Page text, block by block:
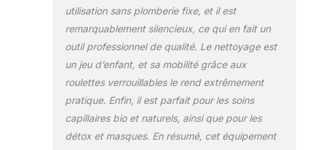
utilisation sans plomberie fixe, et il est
remarquablement silencieux, ce qui en fait un
outil professionnel de qualité. Le nettoyage est
un jeu d’enfant, et sa mobilité grâce aux
roulettes verrouillables le rend extrêmement
pratique. Enfin, il est parfait pour les soins
capillaires bio et naturels, ainsi que pour les
détox et masques. En résumé, cet équipement